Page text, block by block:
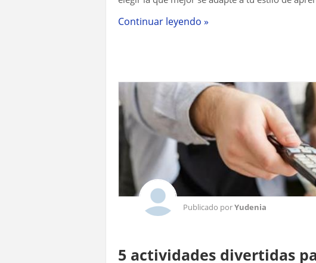
Continuar leyendo »
Publicado porYudenia
5 actividades divertidas